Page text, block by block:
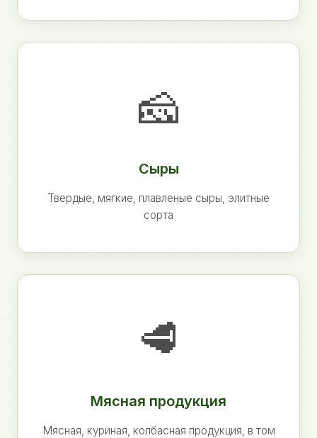
🧀
Сыры
Твердые, мягкие, плавленые сыры, элитные
сорта
🥩
Мясная продукция
Мясная, куриная, колбасная продукция, в том